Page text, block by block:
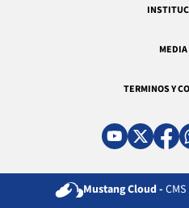
TERMINOS Y
Mustang Cloud -